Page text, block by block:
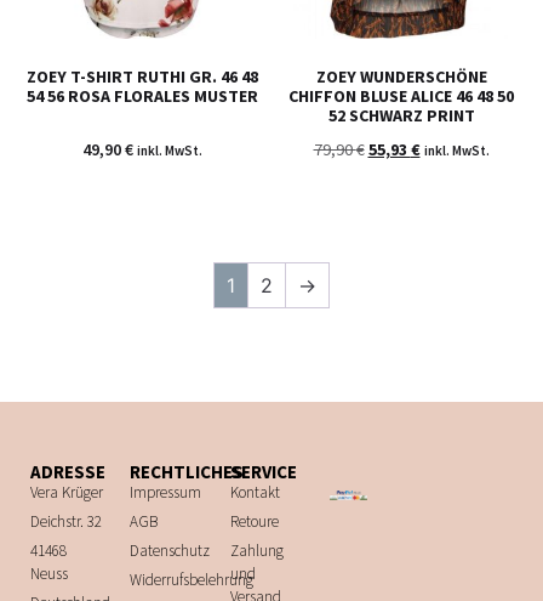
ZOEY T-SHIRT RUTHI GR. 46 48
54 56 ROSA FLORALES MUSTER
49,90€ inkl. MwSt.
ZOEY WUNDERSCHÖNE
CHIFFON BLUSE ALICE 46 48 50
52 SCHWARZ PRINT
79,90€55,93 € inkl. MwSt.
1 2 →
ADRESSE
Vera Krüger
Deichstr. 32
41468
Neuss
RECHTLICHES
Impressum
AGB
Datenschutz
Widerrufsbelehrung
SERVICE
Kontakt
Retoure
Zahlung
und
Versand